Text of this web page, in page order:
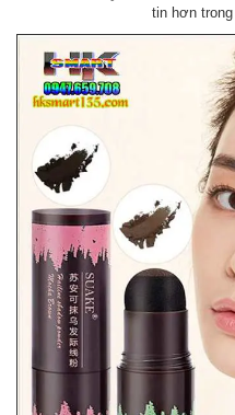
tin hơn trong